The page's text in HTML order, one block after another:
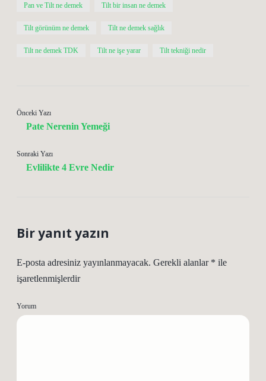
Pan ve Tilt ne demek Tilt bir insan ne demek
Tilt görünüm ne demek Tilt ne demek sağlık
Tilt ne demek TDK Tilt ne işe yarar Tilt tekniği nedir
Önceki Yazı
Pate Nerenin Yemeği
Sonraki Yazı
Evlilikte 4 Evre Nedir
Bir yanıt yazın
E-posta adresiniz yayınlanmayacak. Gerekli alanlar * ile
işaretlenmişlerdir
Yorum